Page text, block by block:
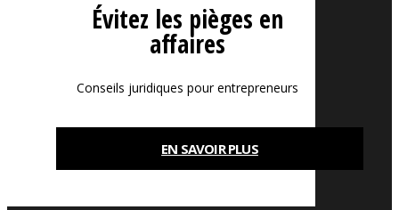
Évitez les pièges en
affaires
Conseils juridiques pour entrepreneurs
EN SAVOIR PLUS